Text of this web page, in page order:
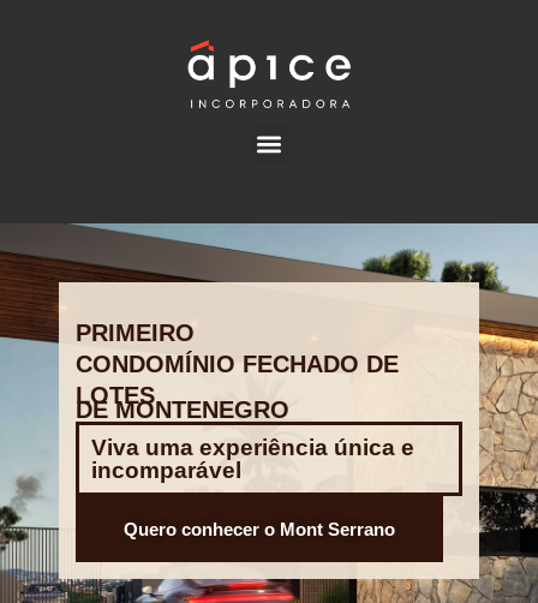
PRIMEIRO
CONDOMÍNIO FECHADO DE
LOTES
DE MONTENEGRO
Viva uma experiência única e
incomparável
Quero conhecer o Mont Serrano